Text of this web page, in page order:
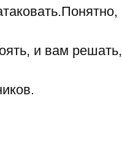
и вам